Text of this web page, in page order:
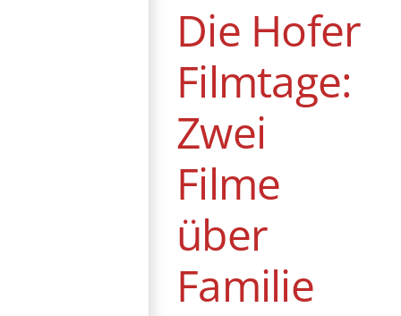
Die Hofer
Filmtage:
Zwei
Filme
über
Familie